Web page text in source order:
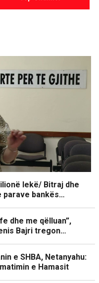
lekë/ Bitraj dhe
parave bankës…
dhe me qëlluan”,
Bajri tregon…
e SHBA, Netanyahu:
e Hamasit